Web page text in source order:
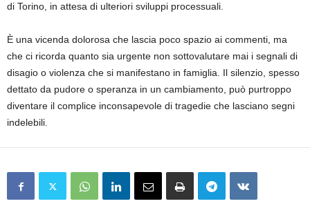
di Torino, in attesa di ulteriori sviluppi processuali.
È una vicenda dolorosa che lascia poco spazio ai commenti, ma
che ci ricorda quanto sia urgente non sottovalutare mai i segnali di
disagio o violenza che si manifestano in famiglia. Il silenzio, spesso
dettato da pudore o speranza in un cambiamento, può purtroppo
diventare il complice inconsapevole di tragedie che lasciano segni
indelebili.